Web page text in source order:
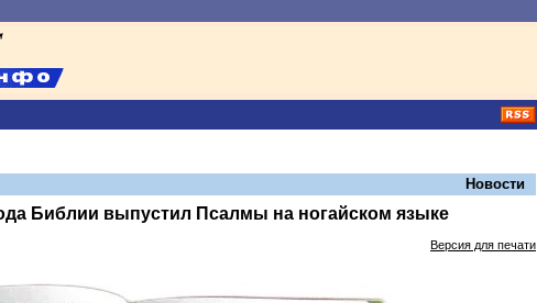
Новости
Библии выпустил Псалмы на ногайском языке
Версия для печати